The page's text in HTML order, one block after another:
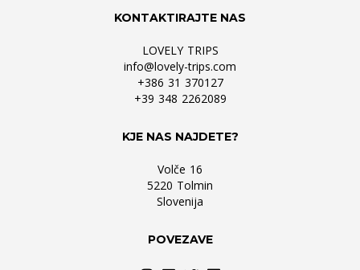
KONTAKTIRAJTE NAS
LOVELY TRIPS
info@lovely-trips.com
+386 31 370127
+39 348 2262089
KJE NAS NAJDETE?
Volče 16
5220 Tolmin
Slovenija
POVEZAVE